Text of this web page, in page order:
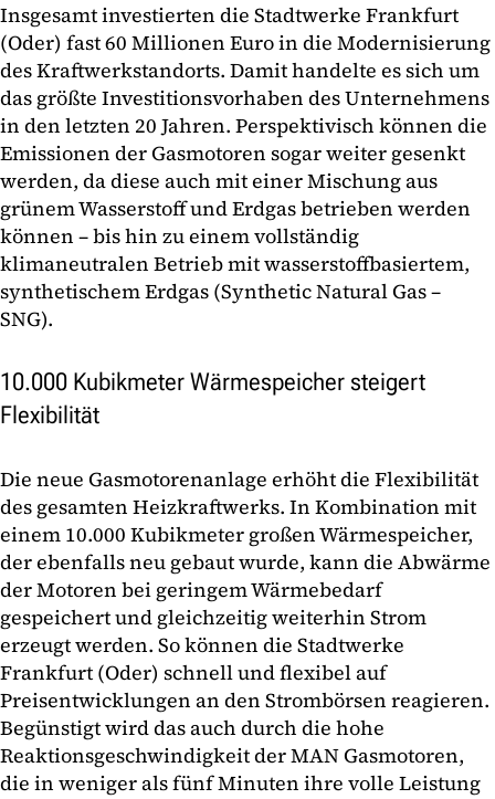
Insgesamt investierten die Stadtwerke Frankfurt
(Oder) fast 60 Millionen Euro in die Modernisierung
des Kraftwerkstandorts. Damit handelte es sich um
das größte Investitionsvorhaben des Unternehmens
in den letzten 20 Jahren. Perspektivisch können die
Emissionen der Gasmotoren sogar weiter gesenkt
werden, da diese auch mit einer Mischung aus
grünem Wasserstoff und Erdgas betrieben werden
können – bis hin zu einem vollständig
klimaneutralen Betrieb mit wasserstoffbasiertem,
synthetischem Erdgas (Synthetic Natural Gas –
SNG).
10.000 Kubikmeter Wärmespeicher steigert
Flexibilität
Die neue Gasmotorenanlage erhöht die Flexibilität
des gesamten Heizkraftwerks. In Kombination mit
einem 10.000 Kubikmeter großen Wärmespeicher,
der ebenfalls neu gebaut wurde, kann die Abwärme
der Motoren bei geringem Wärmebedarf
gespeichert und gleichzeitig weiterhin Strom
erzeugt werden. So können die Stadtwerke
Frankfurt (Oder) schnell und flexibel auf
Preisentwicklungen an den Strombörsen reagieren.
Begünstigt wird das auch durch die hohe
Reaktionsgeschwindigkeit der MAN Gasmotoren,
die in weniger als fünf Minuten ihre volle Leistung